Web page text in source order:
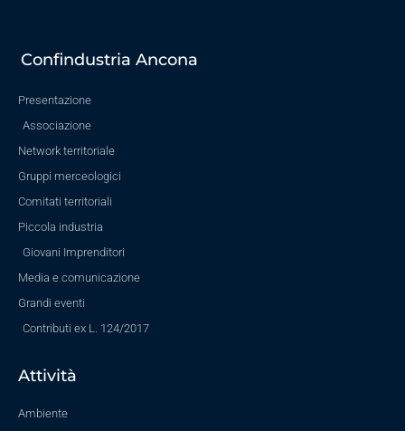
Confindustria Ancona
Presentazione
Associazione
Network territoriale
Gruppi merceologici
Comitati territoriali
Piccola industria
Giovani Imprenditori
Media e comunicazione
Grandi eventi
Contributi ex L. 124/2017
Attività
Ambiente